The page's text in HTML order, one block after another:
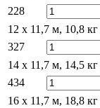
228
12 x 11,7 м, 10,8 кг
327
14 x 11,7 м, 14,5 кг
434
16 x 11,7 м, 18,8 кг